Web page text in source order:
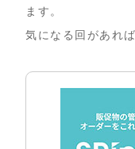
ます。
気になる回があれ